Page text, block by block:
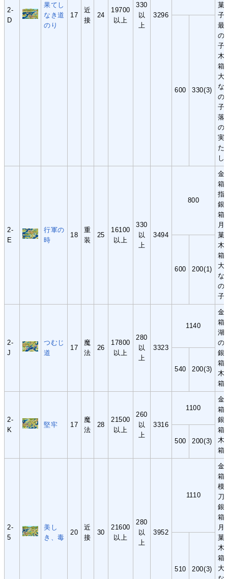
2-
D
果てし
なき道
のり
17
近
接
24
19700
以上
330
以
上
3296
菓
子
最
の
子
木
箱
大
な
の
子
落
の
実
た
し
600 330(3)
2-
E
行軍の
時
18
重
装
25
16100
以上
330
以
上
3494
800
金
箱
指
銀
箱
月
菓
木
箱
大
な
の
子
600 200(1)
2-
J
つむじ
道
17
魔
法
26
17800
以上
280
以
上
3323
1140
金
箱
湖
の
銀
箱
木
箱
540 200(3)
2-
K
堅牢 17
魔
法
28
21500
以上
260
以
上
3316
1100
金
箱
銀
箱
木
箱
500 200(3)
2-
5
美し
き、毒
20
近
接
30
21600
以上
280
以
上
3952
1110
金
箱
模
刀
銀
箱
月
菓
木
箱
大
510 200(3)